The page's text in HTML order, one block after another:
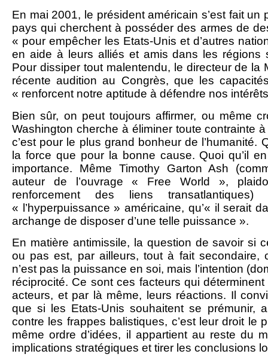
En mai 2001, le président américain s’est fait un
pays qui cherchent à posséder des armes de
« pour empêcher les Etats-Unis et d’autres
en aide à leurs alliés et amis dans les régions
Pour dissiper tout malentendu, le directeur de la
récente audition au Congrès, que les
« renforcent notre aptitude à défendre nos
Bien sûr, on peut toujours affirmer, ou même
Washington cherche à éliminer toute contrainte
c’est pour le plus grand bonheur de l’humanité.
la force que pour la bonne cause. Quoi qu’il
importance. Même Timothy Garton Ash
auteur de l’ouvrage « Free World »,
renforcement des liens
« l’hyperpuissance » américaine, qu’« il serait
archange de disposer d’une telle puissance ».
En matière antimissile, la question de savoir si
ou pas est, par ailleurs, tout à fait secondaire,
n’est pas la puissance en soi, mais l’intention
réciprocité. Ce sont ces facteurs qui
acteurs, et par là même, leurs réactions. Il
que si les Etats-Unis souhaitent se prémunir,
contre les frappes balistiques, c’est leur droit le
même ordre d’idées, il appartient au reste du
implications stratégiques et tirer les conclusions